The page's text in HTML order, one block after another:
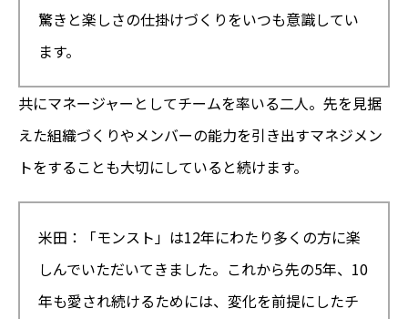
驚きと楽しさの仕掛けづくりをいつも意識してい
ます。
共にマネージャーとしてチームを率いる二人。先を見据
えた組織づくりやメンバーの能力を引き出すマネジメン
トをすることも大切にしていると続けます。
米田：「モンスト」は12年にわたり多くの方に楽
しんでいただいてきました。これから先の5年、10
年も愛され続けるためには、変化を前提にしたチ